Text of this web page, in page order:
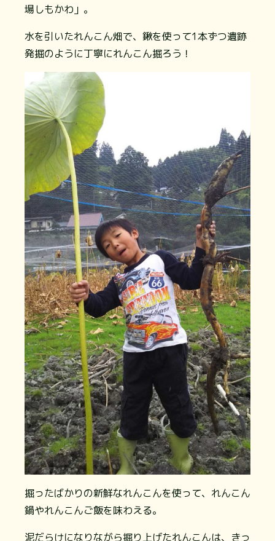
場しもかわ」。
水を引いたれんこん畑で、鍬を使って1本ずつ遺跡
発掘のように丁寧にれんこん掘ろう！
掘ったばかりの新鮮なれんこんを使って、れんこん
鍋やれんこんご飯を味わえる。
泥だらけになりながら掘り上げたれんこんは、きっ